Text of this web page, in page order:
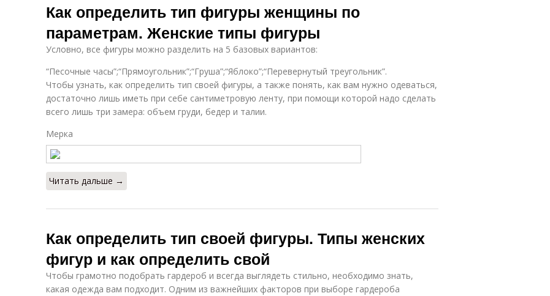
Как определить тип фигуры женщины по
параметрам. Женские типы фигуры
Условно, все фигуры можно разделить на 5 базовых вариантов:
“Песочные часы”;“Прямоугольник”;“Груша”;“Яблоко”;“Перевернутый треугольник”.
Чтобы узнать, как определить тип своей фигуры, а также понять, как вам нужно одеваться,
достаточно лишь иметь при себе сантиметровую ленту, при помощи которой надо сделать
всего лишь три замера: объем груди, бедер и талии.
Мерка
Читать дальше →
Как определить тип своей фигуры. Типы женских
фигур и как определить свой
Чтобы грамотно подобрать гардероб и всегда выглядеть стильно, необходимо знать,
какая одежда вам подходит. Одним из важнейших факторов при выборе гардероба